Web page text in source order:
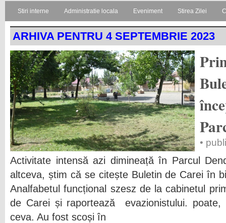
Stiri interne Administratie locala Eveniment Stirea Zilei
ARHIVA PENTRU 4 SEPTEMBRIE 2023
•
Activitate intensă azi dimineață în Parcul
altceva, știm că se citește Buletin de Carei în
Analfabetul funcțional szesz de la cabinetul
de Carei și raportează evazionistului.
ceva. Au fost scoși în